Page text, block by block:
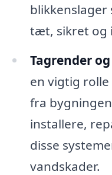
tæt, sikret og
Tagrender
en vigtig
fra
installere,
disse
vandskader.